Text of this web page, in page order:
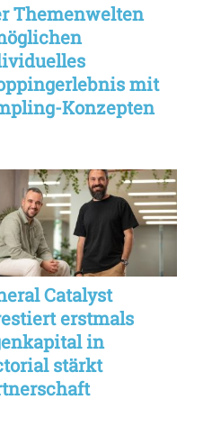
Themenwelten
mit
Konzepten
Catalyst
erstmals
in
stärkt